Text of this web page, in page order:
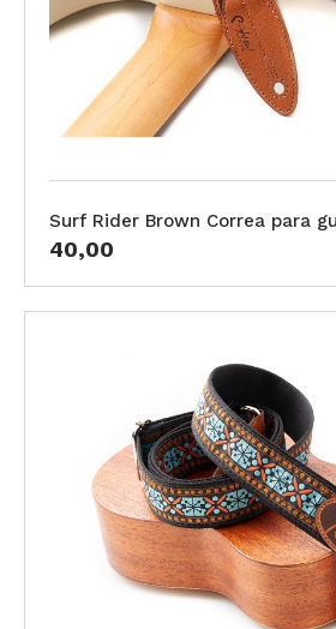
Surf Rider Brown Correa para
40,00